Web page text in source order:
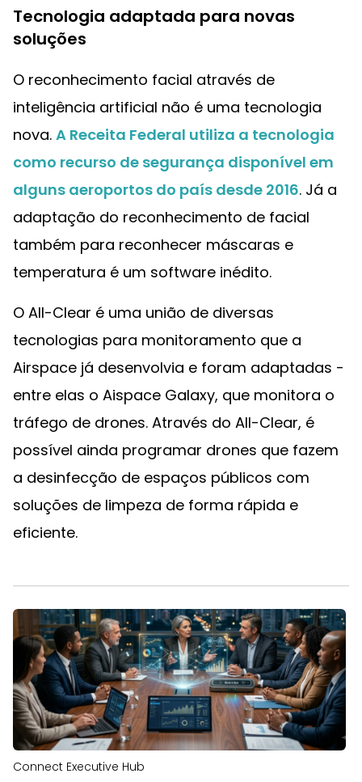
Tecnologia adaptada para novas
soluções
O reconhecimento facial através de
inteligência artificial não é uma tecnologia
nova. A Receita Federal utiliza a tecnologia
como recurso de segurança disponível em
alguns aeroportos do país desde 2016. Já a
adaptação do reconhecimento de facial
também para reconhecer máscaras e
temperatura é um software inédito.
O All-Clear é uma união de diversas
tecnologias para monitoramento que a
Airspace já desenvolvia e foram adaptadas -
entre elas o Aispace Galaxy, que monitora o
tráfego de drones. Através do All-Clear, é
possível ainda programar drones que fazem
a desinfecção de espaços públicos com
soluções de limpeza de forma rápida e
eficiente.
Connect Executive Hub